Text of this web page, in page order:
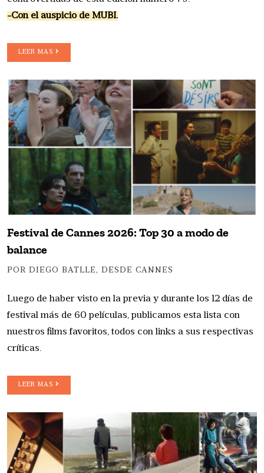
-Con el auspicio de MUBI.
LEER MAS
Festival de Cannes 2026: Top 30 a modo de
balance
POR DIEGO BATLLE, DESDE CANNES
Luego de haber visto en la previa y durante los 12 días de
festival más de 60 películas, publicamos esta lista con
nuestros films favoritos, todos con links a sus respectivas
críticas.
LEER MAS